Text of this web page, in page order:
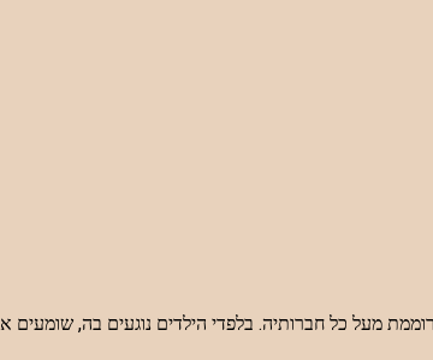
מעל כל חברותיה. בלפדי הילדים נוגעים בה, שומעים